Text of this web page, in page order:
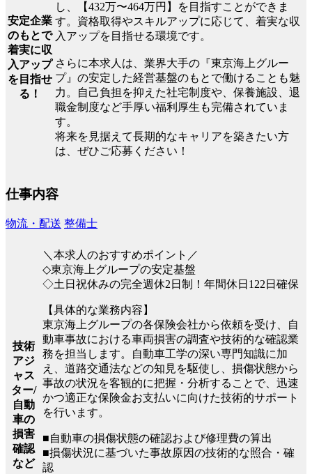
安定企業
のもとで
着実に収
入アップ
を目指せ
る！
し、【432万〜464万円】を目指すことができま
す。資格取得やスキルアップに応じて、着実な収
入アップを目指せる環境です。
さらに本求人は、業界大手の『東京海上グルー
プ』の安定した経営基盤のもとで働けることも魅
力。自己負担を抑えた社宅制度や、保養施設、退
職金制度など手厚い福利厚生も完備されていま
す。
将来を見据えて長期的なキャリアを築きたい方
は、ぜひご応募ください！
仕事内容
物流・配送 整備士
技術
アジ
ャス
ター/
自動
車の
損害
確認
など
＼本求人のおすすめポイント／
◇東京海上グループの安定基盤
◇土日祝休みの完全週休2日制！年間休日122日確保
【具体的な業務内容】
東京海上グループの各保険会社から依頼を受け、自
動車事故における車両損害の調査や技術的な確認業
務を担当します。自動車工学の深い専門知識に加
え、道路交通法などの知見を駆使し、損傷状態から
事故の状況を客観的に把握・分析することで、迅速
かつ適正な保険金お支払いに向けた技術的サポート
を行います。
■自動車の損傷状態の確認および修理費の算出
■損傷状況に基づいた事故原因の技術的な照合・確
認